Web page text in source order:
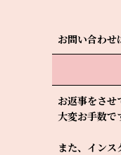
お問い合わせ
お返事をさせ
大変お手数で
また、インス